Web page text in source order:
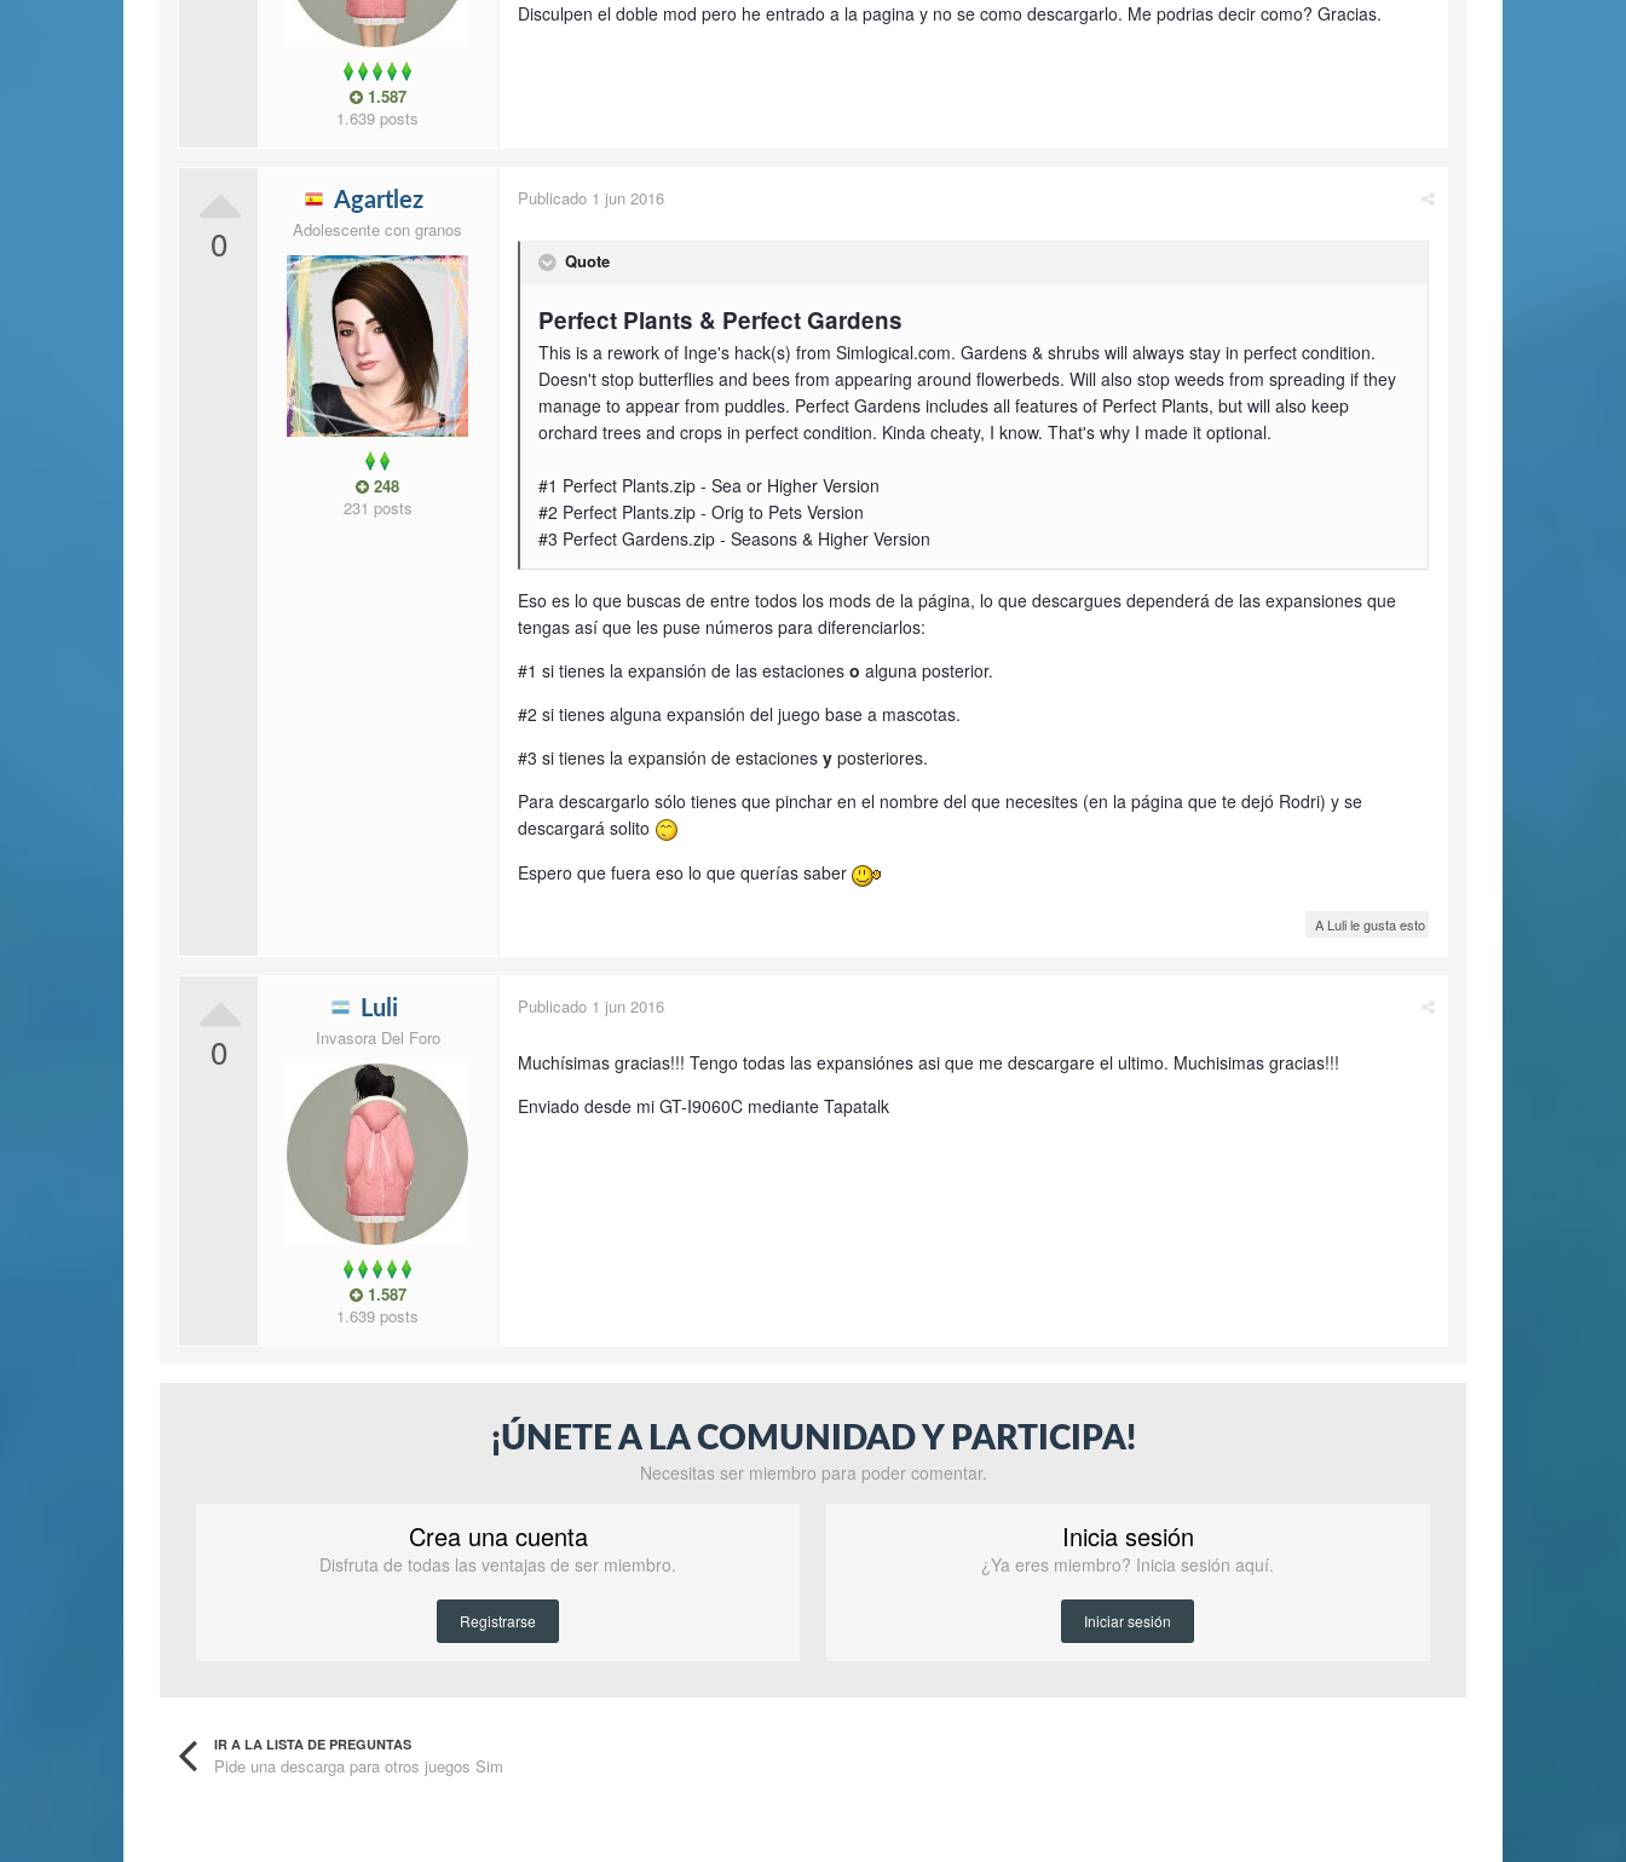
1.587
1.639 posts
Disculpen el doble mod pero he entrado a la pagina y no se como descargarlo. Me podrias decir como? Gracias.
0
Agartlez
Adolescente con granos
248
231 posts
Publicado 1 jun 2016
Quote
Perfect Plants & Perfect Gardens
This is a rework of Inge's hack(s) from Simlogical.com. Gardens & shrubs will always stay in perfect condition.
Doesn't stop butterflies and bees from appearing around flowerbeds. Will also stop weeds from spreading if they
manage to appear from puddles. Perfect Gardens includes all features of Perfect Plants, but will also keep
orchard trees and crops in perfect condition. Kinda cheaty, I know. That's why I made it optional.
#1 Perfect Plants.zip - Sea or Higher Version
#2 Perfect Plants.zip - Orig to Pets Version
#3 Perfect Gardens.zip - Seasons & Higher Version
Eso es lo que buscas de entre todos los mods de la página, lo que descargues dependerá de las expansiones que
tengas así que les puse números para diferenciarlos:
#1 si tienes la expansión de las estaciones o alguna posterior.
#2 si tienes alguna expansión del juego base a mascotas.
#3 si tienes la expansión de estaciones y posteriores.
Para descargarlo sólo tienes que pinchar en el nombre del que necesites (en la página que te dejó Rodri) y se
descargará solito
Espero que fuera eso lo que querías saber
A Luli le gusta esto
0
Luli
Invasora Del Foro
1.587
1.639 posts
Publicado 1 jun 2016
Muchísimas gracias!!! Tengo todas las expansiónes asi que me descargare el ultimo. Muchisimas gracias!!!
Enviado desde mi GT-I9060C mediante Tapatalk
¡ÚNETE A LA COMUNIDAD Y PARTICIPA!
Necesitas ser miembro para poder comentar.
Crea una cuenta
Disfruta de todas las ventajas de ser miembro.
Registrarse
Inicia sesión
¿Ya eres miembro? Inicia sesión aquí.
Iniciar sesión
IR A LA LISTA DE PREGUNTAS
Pide una descarga para otros juegos Sim